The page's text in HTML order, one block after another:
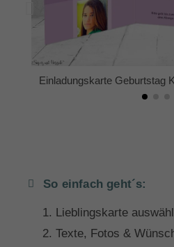
Einladungskarte Geburtstag
So einfach geht´s:
Lieblingskarte
Texte, Fotos &